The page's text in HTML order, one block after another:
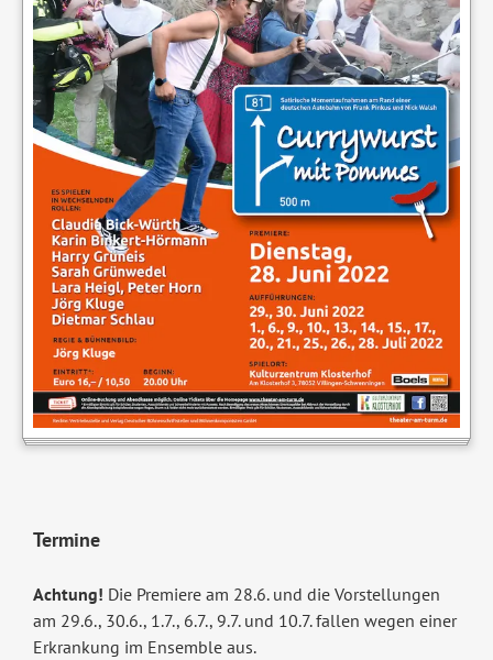
Termine
Achtung! Die Premiere am 28.6. und die Vorstellungen
am 29.6., 30.6., 1.7., 6.7., 9.7. und 10.7. fallen wegen einer
Erkrankung im Ensemble aus.